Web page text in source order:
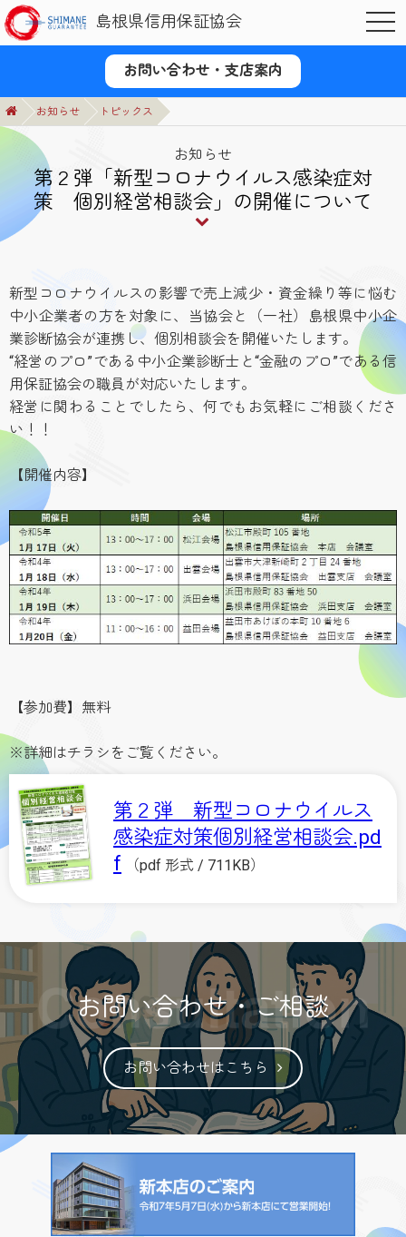
島根県信用保証協会
お問い合わせ・支店案内
お知らせ トピックス
お知らせ
第２弾「新型コロナウイルス感染症対
策 個別経営相談会」の開催について
新型コロナウイルスの影響で売上減少・資金繰り等に悩む
中小企業者の方を対象に、当協会と（一社）島根県中小企
業診断協会が連携し、個別相談会を開催いたします。
“経営のプロ”である中小企業診断士と“金融のプロ”である信
用保証協会の職員が対応いたします。
経営に関わることでしたら、何でもお気軽にご相談くださ
い！！
【開催内容】
【参加費】無料
※詳細はチラシをご覧ください。
第２弾 新型コロナウイルス
感染症対策個別経営相談会.pd
f （pdf 形式 / 711KB）
お問い合わせ・ご相談
お問い合わせはこちら